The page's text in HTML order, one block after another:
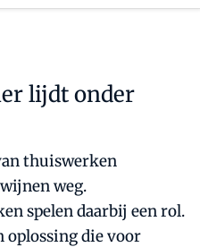
lijdt onder
thuiswerken
weg.
spelen daarbij een rol.
oplossing die voor